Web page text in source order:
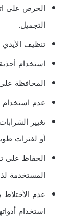
الحرص على
التجميل.
تنظيف
استخدام
المحافظة
عدم
تغيير
أو لفترات
الحفاظ على
المستخدمة
عدم
استخدام